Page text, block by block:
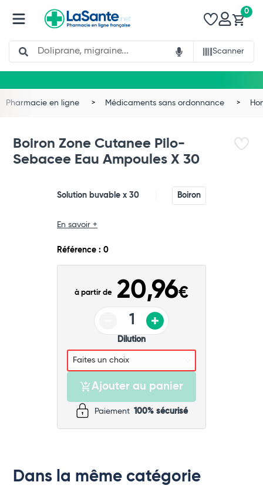
Search
Scanner
0
Commander
Pharmacie en ligne Médicaments sans ordonnance
Boiron Zone Cutanee Pilo-
Sebacee Eau Ampoules X 30
Solution buvable x 30 Boiron
En savoir +
Référence : 0
à partir de 20,96€
Dilution
Ajouter au panier
Paiement 100% sécurisé
Dans la même catégorie